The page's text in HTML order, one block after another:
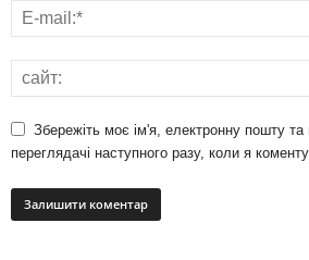
Збережіть моє ім'я, електронну пошту
переглядачі наступного разу, коли я